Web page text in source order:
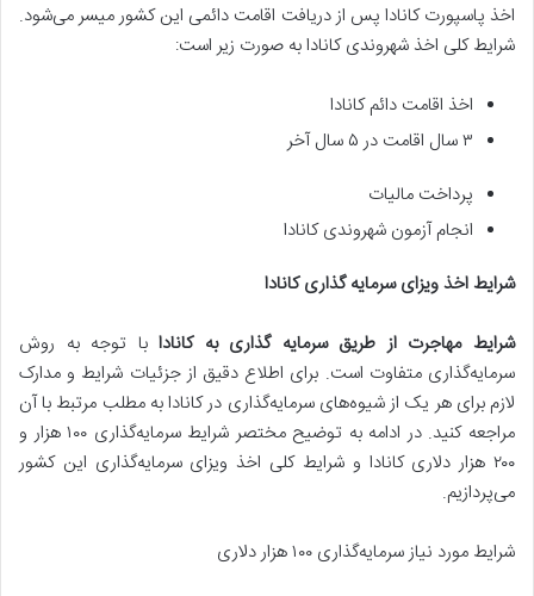
اخذ پاسپورت کانادا پس از دریافت اقامت دائمی این کشور میسر می‌شود.
شرایط کلی اخذ شهروندی کانادا به صورت زیر است:
اخذ اقامت دائم کانادا
۳ سال اقامت در ۵ سال آخر
پرداخت مالیات
انجام آزمون شهروندی کانادا
شرایط اخذ ویزای سرمایه گذاری کانادا
شرایط مهاجرت از طریق سرمایه گذاری به کانادابا توجه به روش
سرمایه‌گذاری متفاوت است. برای اطلاع دقیق از جزئیات شرایط و مدارک
لازم برای هر یک از شیوه‌های سرمایه‌گذاری در کانادا به مطلب مرتبط با آن
مراجعه کنید. در ادامه به توضیح مختصر شرایط سرمایه‌گذاری ۱۰۰ هزار و
۲۰۰ هزار دلاری کانادا و شرایط کلی اخذ ویزای سرمایه‌گذاری این کشور
می‌پردازیم.
شرایط مورد نیاز سرمایه‌گذاری ۱۰۰ هزار دلاری